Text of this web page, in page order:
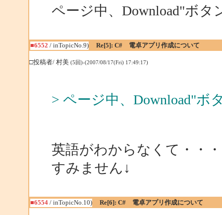
ページ中、Download"ボ
■6552 / inTopicNo.9) Re[5]: C# 電卓アプリ作成について
□投稿者/ 村美 (5回)-(2007/08/17(Fri) 17:49:17)
> ページ中、Download"
英語がわからなくて・・・
すみません↓
■6554/ inTopicNo.10) Re[6]: C# 電卓アプリ作成について